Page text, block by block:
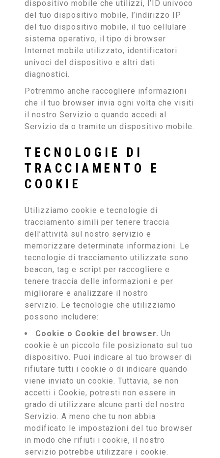
dispositivo mobile che utilizzi, l’ID univoco
del tuo dispositivo mobile, l’indirizzo IP
del tuo dispositivo mobile, il tuo cellulare
sistema operativo, il tipo di browser
Internet mobile utilizzato, identificatori
univoci del dispositivo e altri dati
diagnostici.
Potremmo anche raccogliere informazioni
che il tuo browser invia ogni volta che visiti
il nostro Servizio o quando accedi al
Servizio da o tramite un dispositivo mobile.
TECNOLOGIE DI
TRACCIAMENTO E
COOKIE
Utilizziamo cookie e tecnologie di
tracciamento simili per tenere traccia
dell’attività sul nostro servizio e
memorizzare determinate informazioni. Le
tecnologie di tracciamento utilizzate sono
beacon, tag e script per raccogliere e
tenere traccia delle informazioni e per
migliorare e analizzare il nostro
servizio. Le tecnologie che utilizziamo
possono includere:
Cookie o Cookie del browser.Un
cookie è un piccolo file posizionato sul tuo
dispositivo. Puoi indicare al tuo browser di
rifiutare tutti i cookie o di indicare quando
viene inviato un cookie. Tuttavia, se non
accetti i Cookie, potresti non essere in
grado di utilizzare alcune parti del nostro
Servizio. A meno che tu non abbia
modificato le impostazioni del tuo browser
in modo che rifiuti i cookie, il nostro
servizio potrebbe utilizzare i cookie.